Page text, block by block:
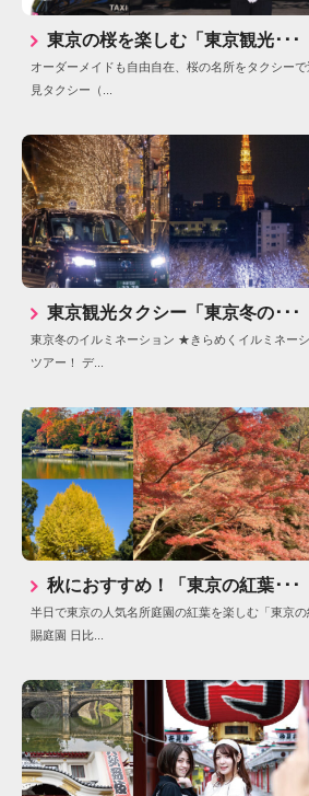
東京の桜を楽しむ「東京観光･･･
オーダーメイドも自由自在、桜の名所をタクシー
見タクシー（...
東京観光タクシー「東京冬の･･･
東京冬のイルミネーション ★きらめくイルミネー
ツアー！ デ...
秋におすすめ！「東京の紅葉･･･
半日で東京の人気名所庭園の紅葉を楽しむ「東京
賜庭園 日比...